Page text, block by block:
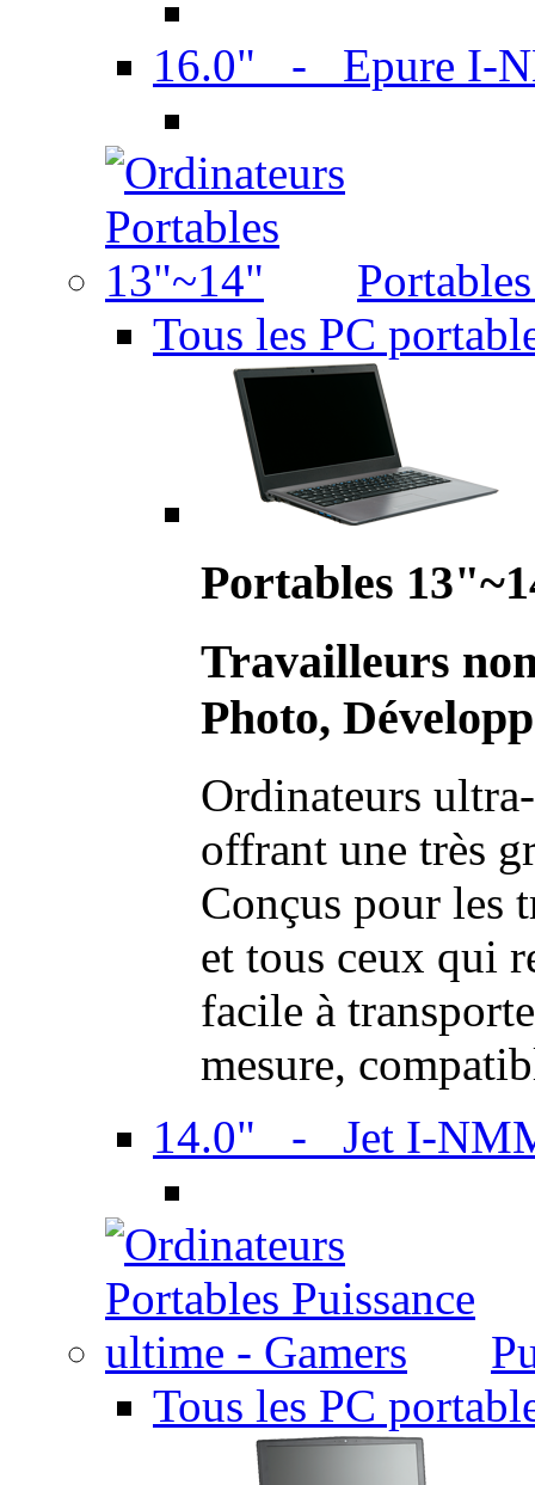
16.0" - Epure I-
Tous les PC
Portables
Travailleurs
Photo,
Ordinateurs
offrant une très
Conçus pour les
et tous ceux qui
facile à
mesure,
14.0" - Jet I-
Tous les PC